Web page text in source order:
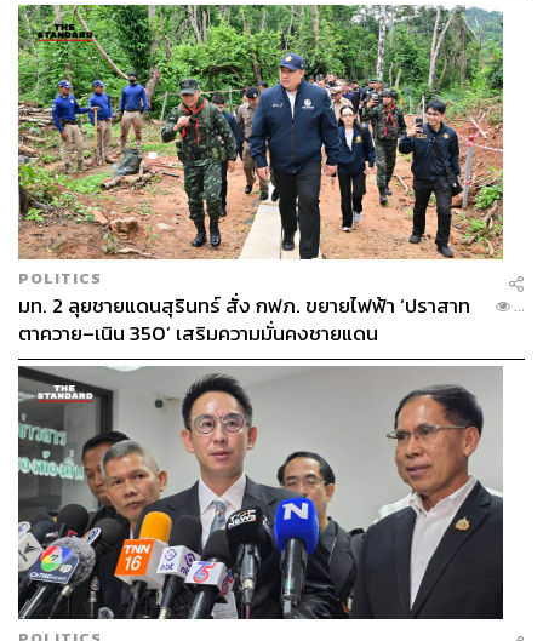
POLITICS
มท. 2 ลุยชายแดนสุรินทร์ สั่ง กฟภ. ขยายไฟฟ้า ‘ปราสาท
ตาควาย–เนิน 350’ เสริมความมั่นคงชายแดน
...